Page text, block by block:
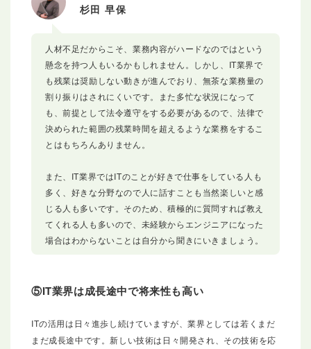
杉田 早保
人材不足だからこそ、業務内容がハードなのではという
懸念を持つ人もいるかもしれません。しかし、IT業界で
も残業は奨励しない動きが進んでおり、無茶な業務量の
割り振りはされにくいです。また多忙な状況になって
も、前提として法令遵守をする必要があるので、法律で
決められた範囲の残業時間を超えるような業務をするこ
とはもちろんありません。
また、IT業界ではITのことが好きで仕事をしている人も
多く、好きな分野なので人に話すことも当然楽しいと感
じる人も多いです。そのため、積極的に質問すれば教え
てくれる人も多いので、未経験からエンジニアになった
場合はわからないことは自分から聞きにいきましょう。
⑤IT業界は成長途中で将来性も高い
ITの活用は日々進歩し続けていますが、業界としては若くまだ
まだ成長途中です。新しい技術は日々開発され、その技術を応